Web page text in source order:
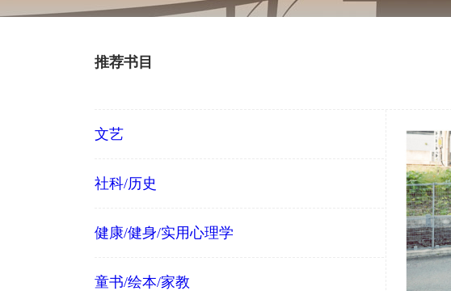
推荐书目
文艺
社科/历史
健康/健身/实用心理学
童书/绘本/家教